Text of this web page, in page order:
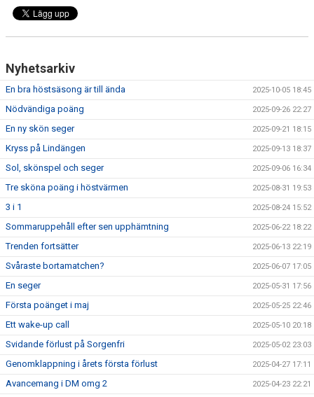
Nyhetsarkiv
En bra höstsäsong är till ända 2025-10-05 18:45
Nödvändiga poäng 2025-09-26 22:27
En ny skön seger 2025-09-21 18:15
Kryss på Lindängen 2025-09-13 18:37
Sol, skönspel och seger 2025-09-06 16:34
Tre sköna poäng i höstvärmen 2025-08-31 19:53
3 i 1 2025-08-24 15:52
Sommaruppehåll efter sen upphämtning 2025-06-22 18:22
Trenden fortsätter 2025-06-13 22:19
Svåraste bortamatchen? 2025-06-07 17:05
En seger 2025-05-31 17:56
Första poänget i maj 2025-05-25 22:46
Ett wake-up call 2025-05-10 20:18
Svidande förlust på Sorgenfri 2025-05-02 23:03
Genomklappning i årets första förlust 2025-04-27 17:11
Avancemang i DM omg 2 2025-04-23 22:21